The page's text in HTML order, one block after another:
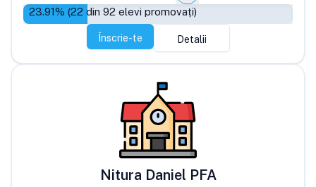
23.91% (22 din 92 elevi promovați)
Înscrie-te Detalii
Nitura Daniel PFA